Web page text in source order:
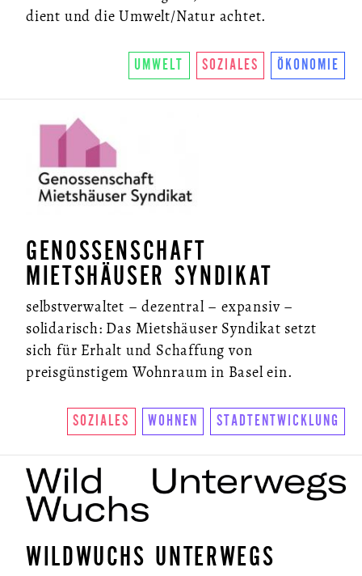
dient und die Umwelt/Natur achtet.
UMWELT SOZIALES ÖKONOMIE
GENOSSENSCHAFT
MIETSHÄUSER SYNDIKAT
selbstverwaltet – dezentral – expansiv –
solidarisch: Das Mietshäuser Syndikat setzt
sich für Erhalt und Schaffung von
preisgünstigem Wohnraum in Basel ein.
SOZIALES WOHNEN STADTENTWICKLUNG
WILDWUCHS UNTERWEGS